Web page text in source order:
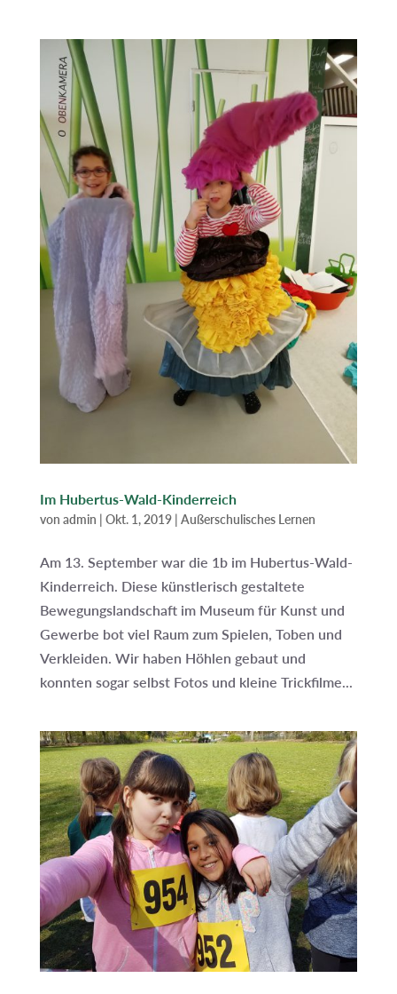
Im Hubertus-Wald-Kinderreich
von admin | Okt. 1, 2019| Außerschulisches Lernen
Am 13. September war die 1b im Hubertus-Wald-
Kinderreich. Diese künstlerisch gestaltete
Bewegungslandschaft im Museum für Kunst und
Gewerbe bot viel Raum zum Spielen, Toben und
Verkleiden. Wir haben Höhlen gebaut und
konnten sogar selbst Fotos und kleine Trickfilme...